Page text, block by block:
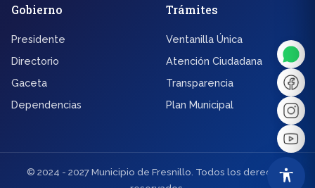
Gobierno
Presidente
Directorio
Gaceta
Dependencias
Trámites
Ventanilla Única
Atención Ciudadana
Transparencia
Plan Municipal
© 2024 - 2027 Municipio de Fresnillo. Todos los derechos
U̲
❙❙